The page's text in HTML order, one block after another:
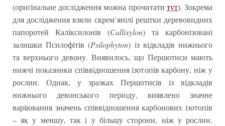
(ориґінальне дослідження можна прочитати тут). Зокрема
для дослідження взяли скрем’янілі рештки деревовидних
папоротей Каліксилонів (Callixylon) та карбонізовані
залишки Псилофітів (Psilophyton) із відкладів нижнього
та верхнього девону. Виявилось, що Першотиси мають
нижчі показники співвідношення ізотопів карбону, ніж у
рослин. Однак, у зразках Першотисів із відкладів
нижнього девонського періоду, виявлено значне
варіювання значень співвідношення карбонових ізотопів
– як у меншу, так і у більшу сторони, ніж у рослин.